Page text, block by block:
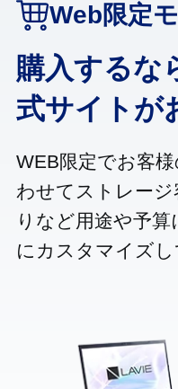
Web限定
購入するな
式サイトが
WEB限定でお客
わせてストレー
りなど用途や予
にカスタマイズし